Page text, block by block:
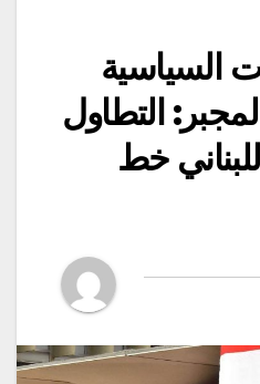
السياسية
التطاول
خط